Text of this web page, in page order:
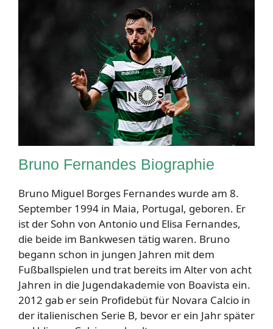
Bruno Fernandes Biographie
Bruno Miguel Borges Fernandes wurde am 8.
September 1994 in Maia, Portugal, geboren. Er
ist der Sohn von Antonio und Elisa Fernandes,
die beide im Bankwesen tätig waren. Bruno
begann schon in jungen Jahren mit dem
Fußballspielen und trat bereits im Alter von acht
Jahren in die Jugendakademie von Boavista ein.
2012 gab er sein Profidebüt für Novara Calcio in
der italienischen Serie B, bevor er ein Jahr später